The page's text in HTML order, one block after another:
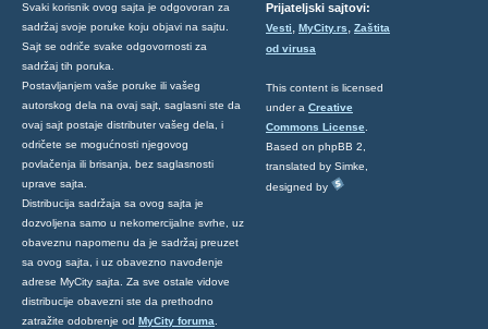
Svaki korisnik ovog sajta je odgovoran za
sadržaj svoje poruke koju objavi na sajtu.
Sajt se odriče svake odgovornosti za
sadržaj tih poruka.
Postavljanjem vaše poruke ili vašeg
autorskog dela na ovaj sajt, saglasni ste da
ovaj sajt postaje distributer vašeg dela, i
odričete se mogućnosti njegovog
povlačenja ili brisanja, bez saglasnosti
uprave sajta.
Distribucija sadržaja sa ovog sajta je
dozvoljena samo u nekomercijalne svrhe, uz
obaveznu napomenu da je sadržaj preuzet
sa ovog sajta, i uz obavezno navođenje
adrese MyCity sajta. Za sve ostale vidove
distribucije obavezni ste da prethodno
zatražite odobrenje od MyCity foruma
Prijateljski sajtovi:
Vesti, MyCity.rs, Zaštita
od virusa
This content is licensed
under a Creative
Commons License
Based on phpBB 2,
translated by Simke,
designed by